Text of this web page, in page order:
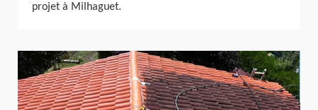
projet à Milhaguet.